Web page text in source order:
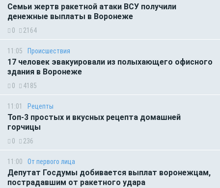
Семьи жертв ракетной атаки ВСУ получили
денежные выплаты в Воронеже
0 2164
11:05 Происшествия
17 человек эвакуировали из полыхающего офисного
здания в Воронеже
0 4185
11:01 Рецепты
Топ-3 простых и вкусных рецепта домашней
горчицы
0 236
11:00 От первого лица
Депутат Госдумы добивается выплат воронежцам,
пострадавшим от ракетного удара